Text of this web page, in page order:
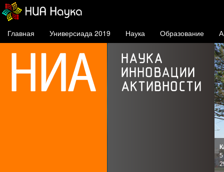
Главная Универсиада 2019 Наука Образование
5